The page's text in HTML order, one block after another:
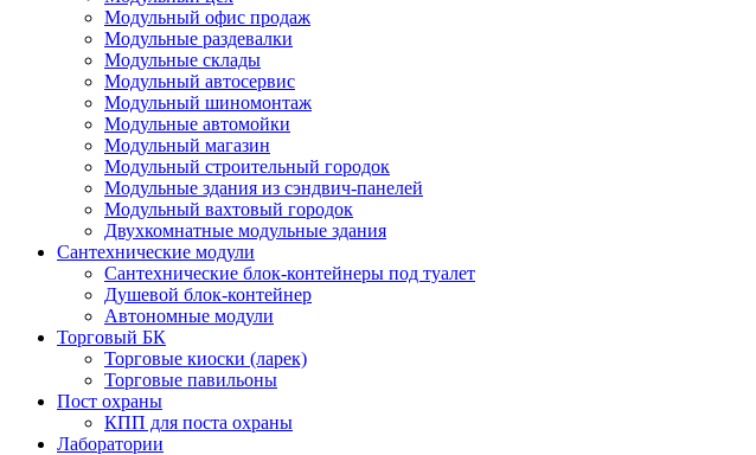
Модульный офис продаж
Модульные раздевалки
Модульные склады
Модульный автосервис
Модульный шиномонтаж
Модульные автомойки
Модульный магазин
Модульный строительный городок
Модульные здания из сэндвич-панелей
Модульный вахтовый городок
Двухкомнатные модульные здания
Сантехнические модули
Сантехнические блок-контейнеры под туалет
Душевой блок-контейнер
Автономные модули
Торговый БК
Торговые киоски (ларек)
Торговые павильоны
Пост охраны
КПП для поста охраны
Лаборатории